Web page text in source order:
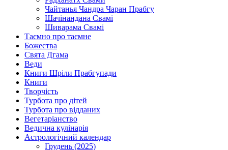
Чайтанья Чандра Чаран Прабгу
Шачінандана Свамі
Шиварама Свамі
Таємно про таємне
Божества
Свята Дгама
Веди
Книги Шріли Прабгупади
Книги
Творчість
Турбота про дітей
Турбота про відданих
Вегетаріанство
Ведична кулінарія
Астрологічний календар
Грудень (2025)